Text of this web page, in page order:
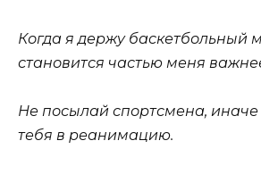
Когда я держу баскетбольный
становится частью меня
Не посылай спортсмена,
тебя в реанимацию.